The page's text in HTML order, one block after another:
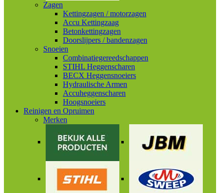
Zagen
Kettingzagen / motorzagen
Accu Kettingzaag
Betonkettingzagen
Doorslijpers / bandenzagen
Snoeien
Combinatiegereedschappen
STIHL Heggenscharen
BECX Heggensnoeiers
Hydraulische Armen
Accuheggenscharen
Hoogsnoeiers
Reinigen en Opruimen
Merken